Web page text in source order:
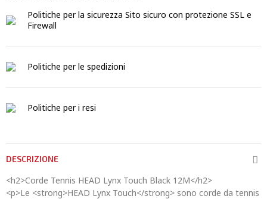
Politiche per la sicurezza Sito sicuro con protezione SSL e
Firewall
Politiche per le spedizioni
Politiche per i resi
DESCRIZIONE
<h2>Corde Tennis HEAD Lynx Touch Black 12M</h2>
<p>Le <strong>HEAD Lynx Touch</strong> sono corde da tennis